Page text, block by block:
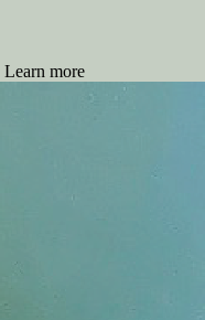
Learn more